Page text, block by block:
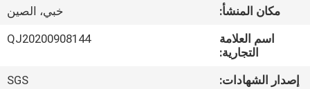
معلومات
مكان المنشأ:
خبي، الصين
اسم العلامة
التجارية:
QJ20200908144
إصدار الشهادات:
SGS